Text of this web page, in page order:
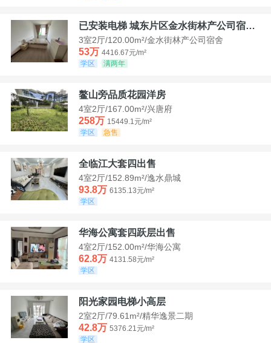
已安装电梯 城东片区金水街林产公司宿舍套三可看江景
3室2厅/120.00m²/金水街林产公司宿舍
53万 4416.67元/m²
学区
满两年
鳌山旁品质花园洋房
4室2厅/167.00m²/兴唐府
258万 15449.1元/m²
学区
急售
全临江大套四出售
4室2厅/152.89m²/逸水鼎城
93.8万 6135.13元/m²
学区
华海公寓套四跃层出售
4室2厅/152.00m²/华海公寓
62.8万 4131.58元/m²
学区
阳光家园电梯小高层
2室2厅/79.61m²/精华逸景二期
42.8万 5376.21元/m²
学区